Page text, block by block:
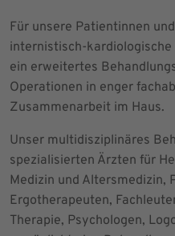
Für unsere Patientinnen
internistisch-
ein erweitertes
Operationen in enger
Zusammenarbeit im Haus.
Unser multidisziplinäres
spezialisierten Ärzten für
Medizin und Altersmedizin,
Ergotherapeuten,
Therapie, Psychologen,